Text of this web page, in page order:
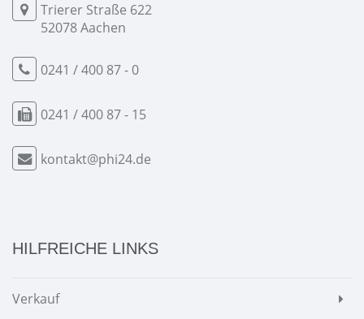
Trierer Straße 622
52078 Aachen
0241 / 400 87 - 0
0241 / 400 87 - 15
kontakt@phi24.de
HILFREICHE LINKS
Verkauf